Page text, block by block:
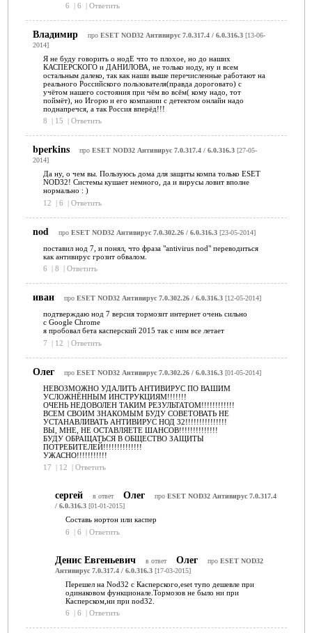
6
| 6 | Ответить
Владимир про ESET NOD32 Антивирус 7.0.317.4 / 6.0.316.3[13-06-
2014]
Я не буду говорить о нодЕ что то плохое, но до наших
КАСПЕРСКОГО и ДАНИЛОВА, не только ноду, ну и всем
остальным далеко, так как наши выше перечисленные работают на
реального Российского пользователя(правда дороговато) с
учётом нашего состояния при чём во всём( кому надо, тот
поймёт), но Игорю и его компании с детектом онлайн надо
поднапречся, а так Россия вперёд!!!
8
| 15 | Ответить
bperkins про ESET NOD32 Антивирус 7.0.317.4 / 6.0.316.3[27-05-
2014]
Да ну, о чем вы. Пользуюсь дома для защиты компа только ESET
NOD32! Системы кушает немного, да и вирусы ловит вполне
нормально : )
12
| 6 | Ответить
nod про ESET NOD32 Антивирус 7.0.302.26 / 6.0.316.3[23-05-2014]
поставил нод 7, и понял, что фраза "antivirus nod" переводиться
как антивирус грозит обвалом.
6
| 8 | Ответить
иван про ESET NOD32 Антивирус 7.0.302.26 / 6.0.316.3[12-05-2014]
подтверждаю нод 7 версия тормозит интернет очень сильно
с Google Chrome
я пробовал бета касперский 2015 так с ним все летает
7
| 12 | Ответить
Олег про ESET NOD32 Антивирус 7.0.302.26 / 6.0.316.3[01-05-2014]
НЕВОЗМОЖНО УДАЛИТЬ АНТИВИРУС ПО ВАШИМ
УСЛОЖНЁННЫМ ИНСТРУКЦИЯМ!!!!!!!
ОЧЕНЬ НЕДОВОЛЕН ТАКИМ РЕЗУЛЬТАТОМ!!!!!!!!!!!!
ВСЕМ СВОИМ ЗНАКОМЫМ БУДУ СОВЕТОВАТЬ НЕ
УСТАНАВЛИВАТЬ АНТИВИРУС НОД 32!!!!!!!!!!!!!!!
ВЫ, МНЕ, НЕ ОСТАВЛЯЕТЕ ШАНСОВ!!!!!!!!!!!!!!
БУДУ ОБРАЩАТЬСЯ В ОБЩЕСТВО ЗАЩИТЫ
ПОТРЕБИТЕЛЕЙ!!!!!!!!!!!!!!
УЖАСНО!!!!!!!!!!!
17
| 12 | Ответить
сергей в ответ Олег про ESET NOD32 Антивирус 7.0.317.4
/ 6.0.316.3[01-01-2015]
Составь нортон или каспер
6
| 6 | Ответить
Денис Евгеньевич в ответ Олег про ESET NOD32
Антивирус 7.0.317.4 / 6.0.316.3[17-03-2015]
Перешел на Nod32 c Касперского,eset тупо дешевле при
одинаковом функционале.Тормозов не было ни при
Касперском,ни при nod32.
6
| 6 | Ответить